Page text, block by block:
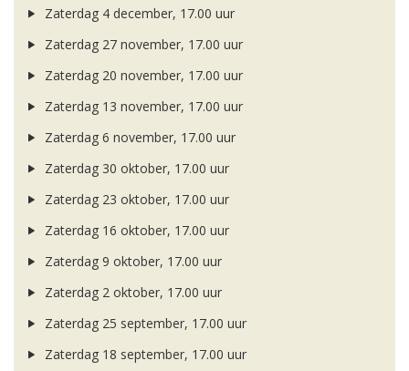
Zaterdag 4 december, 17.00 uur
Zaterdag 27 november, 17.00 uur
Zaterdag 20 november, 17.00 uur
Zaterdag 13 november, 17.00 uur
Zaterdag 6 november, 17.00 uur
Zaterdag 30 oktober, 17.00 uur
Zaterdag 23 oktober, 17.00 uur
Zaterdag 16 oktober, 17.00 uur
Zaterdag 9 oktober, 17.00 uur
Zaterdag 2 oktober, 17.00 uur
Zaterdag 25 september, 17.00 uur
Zaterdag 18 september, 17.00 uur